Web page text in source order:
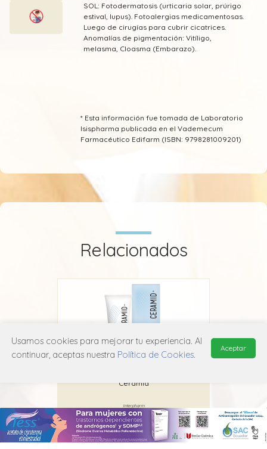
Ectoína
Edetatos (EDTA)
Gliceril estearato
Glutamato
Hierro óxido
Peg-40 aceite castor
Sílica
Titanio dióxido
Trietanolamina
SOL: Fotodermatosis (urticaria solar, prúrigo
estival, lupus). Fotoalergias medicamentosas.
Luego de cirugías para cubrir cicatrices.
Anomalías de pigmentación: Vitíligo,
melasma, Cloasma (Embarazo).
* Esta información fue tomada de Laboratorio
Isispharma publicada en el Vademecum
Farmacéutico Edifarm (ISBN: 9798281009201)
Relacionados
Ceramid
Interpharm
D02A X01
Usamos cookies para mejorar tu experiencia. Al
continuar, aceptas nuestra Política de Cookies.
Aceptar